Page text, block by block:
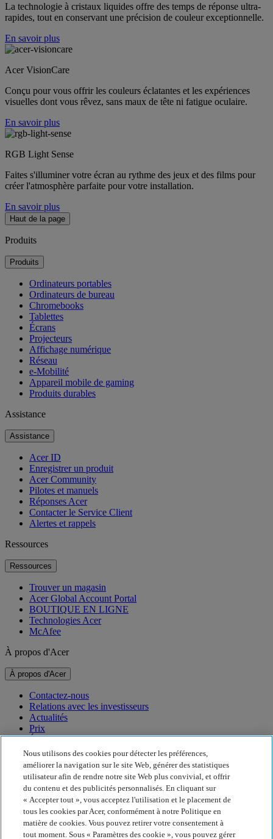
La technologie à cristaux liquides offre des temps de réponse ultra-
rapides, tout en conservant une précision de couleur exceptionnelle.
En savoir plus
Acer VisionCare
Conçu pour vous offrir les couleurs éclatantes et les expériences
visuelles dont vous rêvez, sans maux de tête ni fatigue oculaire.
En savoir plus
RGB Light Sense
Faites s'illuminer votre écran au rythme des jeux et des films pour
créer l'atmosphère parfaite pour votre installation.
En savoir plus
Haut de la page
Produits
Produits
Ordinateurs portables
Ordinateurs de bureau
Chromebooks
Tablettes
Écrans
Projecteurs
Affichage numérique
Réseau
e-Mobilité
Appareil mobile de gaming
Produits durables
Assistance
Assistance
Acer ID
Enregistrer un produit
Acer Community
Pilotes et manuels
Réponses Acer
Contacter le Service Client
Alertes et rappels
Ressources
Ressources
Trouver un magasin
Acer Global Account Portal
BOUTIQUE EN LIGNE
Technologies Acer
McAfee
À propos d'Acer
À propos d'Acer
Contactez-nous
Relations avec les investisseurs
Actualités
Prix
Événements
Développement durable
Développement durable
Responsabilité sociale de l'entreprise
Empreinte carbone du produit
Project Humanity
Earthion
Nous utilisons des cookies pour détecter les préférences,
améliorer la navigation sur le site Web, générer des statistiques
utilisateur afin de rendre notre site Web plus convivial, et offrir
du contenu et des publicités personnalisés. En cliquant sur
« Accepter tout », vous acceptez l'utilisation et le placement de
tous les cookies par Acer, conformément à notre Politique en
matière de cookies. Vous pouvez retirer votre consentement à
tout moment. Sous « Paramètres des cookie », vous pouvez gérer